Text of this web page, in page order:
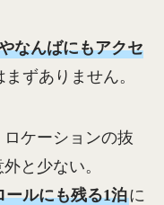
なんばにもアクセ
ずありません。
ケーションの抜
と少ない。
ールにも残る1泊に